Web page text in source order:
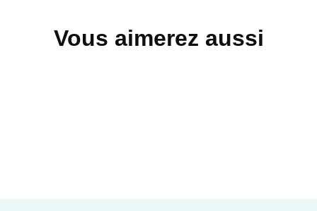
Vous aimerez aussi